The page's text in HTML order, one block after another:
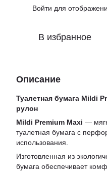
Войти для
В избранное
Описание
Туалетная бумага Mildi
рулон
Mildi Premium Maxi —
туалетная бумага с
использования.
Изготовленная из
бумага обеспечивает